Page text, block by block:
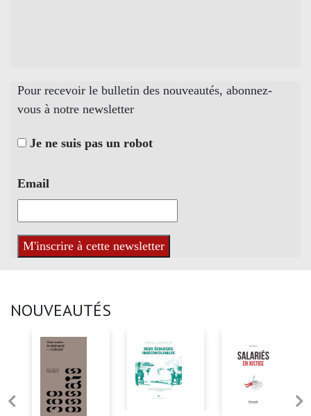
Pour recevoir le bulletin des nouveautés, abonnez-
vous à notre newsletter
Je ne suis pas un robot
Email
NOUVEAUTÉS